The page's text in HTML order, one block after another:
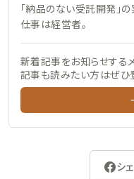
「納品のない受託開発」
仕事は経営者。
新着記事をお知らせする
記事も読みたい方はぜひ
シ